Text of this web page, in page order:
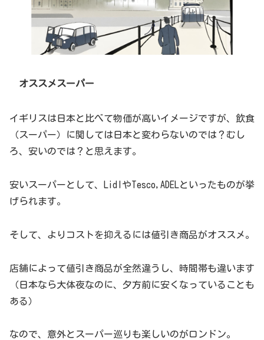
オススメスーパー
イギリスは日本と比べて物価が高いイメージですが、飲食
（スーパー）に関しては日本と変わらないのでは？むし
ろ、安いのでは？と思えます。
安いスーパーとして、LidlやTesco,ADELといったものが挙
げられます。
そして、よりコストを抑えるには値引き商品がオススメ。
店舗によって値引き商品が全然違うし、時間帯も違います
（日本なら大体夜なのに、夕方前に安くなっていることも
ある）
なので、意外とスーパー巡りも楽しいのがロンドン。